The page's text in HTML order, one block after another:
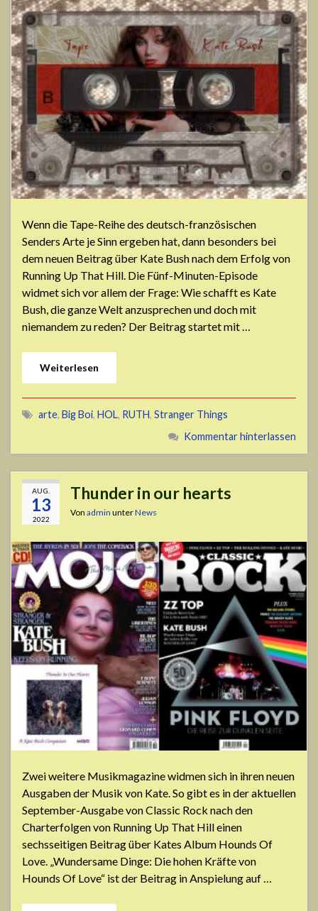
Wenn die Tape-Reihe des deutsch-französischen
Senders Arte je Sinn ergeben hat, dann besonders bei
dem neuen Beitrag über Kate Bush nach dem Erfolg von
Running Up That Hill. Die Fünf-Minuten-Episode
widmet sich vor allem der Frage: Wie schafft es Kate
Bush, die ganze Welt anzusprechen und doch mit
niemandem zu reden? Der Beitrag startet mit …
Weiterlesen
arte, Big Boi, HOL, RUTH, Stranger Things
Kommentar hinterlassen
AUG.
13
2022
Thunder in our hearts
Von admin unterNews
Zwei weitere Musikmagazine widmen sich in ihren neuen
Ausgaben der Musik von Kate. So gibt es in der aktuellen
September-Ausgabe von Classic Rock nach den
Charterfolgen von Running Up That Hill einen
sechsseitigen Beitrag über Kates Album Hounds Of
Love. „Wundersame Dinge: Die hohen Kräfte von
Hounds Of Love“ ist der Beitrag in Anspielung auf …